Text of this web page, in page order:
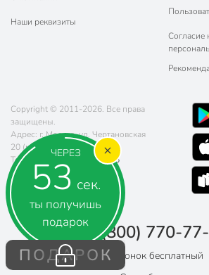
ЧЕРЕЗ
52 сек.
ты получишь
подарок
ПОДАРОК
Наши реквизиты
Согласие
Copyright © 2011-2026. Все права
защищены.
Адрес: г. Москва, ул. Чертановская
20 (метро Южная)
Телефон:
8 (800) 770-77-06
Почта:sales@poryadok.ru
8 (800) 770-
Звонок бесплатный